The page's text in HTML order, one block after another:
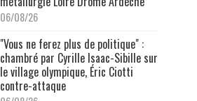
06/08/26
"Vous ne ferez plus de politique" :
chambré par Cyrille Isaac-Sibille sur
le village olympique, Éric Ciotti
contre-attaque